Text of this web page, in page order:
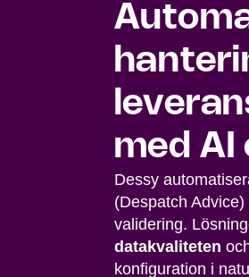
med AI
Dessy
(Despatch
validering.
datakvaliteten
konfiguration i